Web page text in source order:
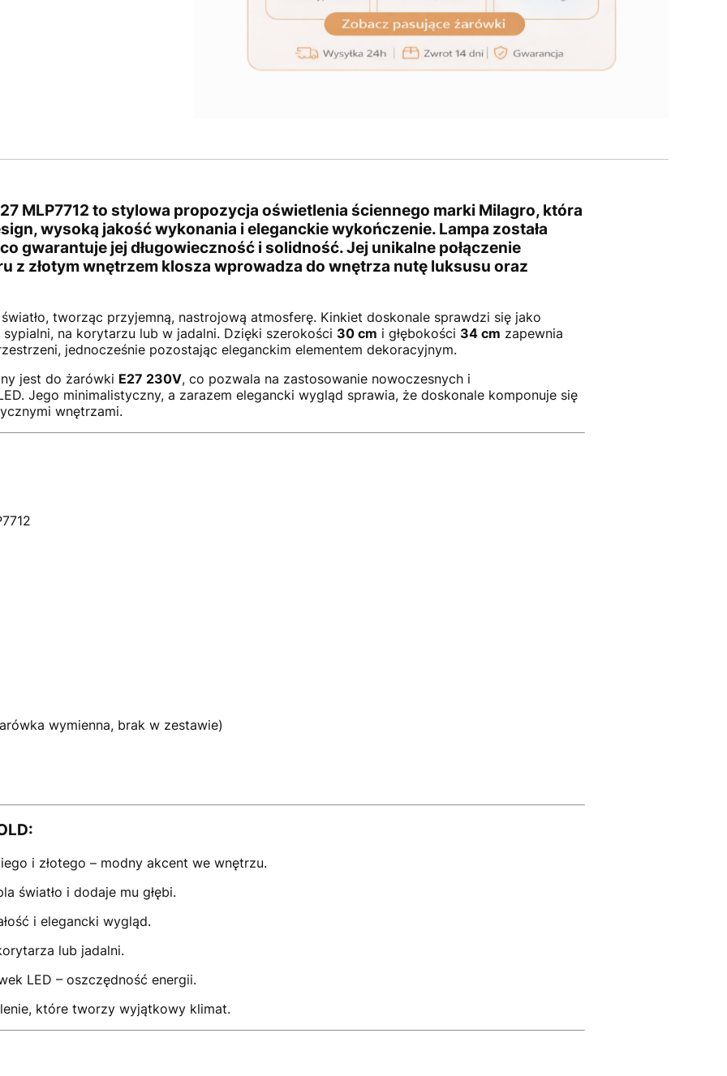
MLP7712 to stylowa propozycja oświetlenia ściennego marki Milagro, która
wysoką jakość wykonania i eleganckie wykończenie. Lampa została
gwarantuje jej długowieczność i solidność. Jej unikalne połączenie
z złotym wnętrzem klosza wprowadza do wnętrza nutę luksusu oraz
tworząc przyjemną, nastrojową atmosferę. Kinkiet doskonale sprawdzi się jako
sypialni, na korytarzu lub w jadalni. Dzięki szerokości 30 cm i głębokości 34 cm zapewnia
jednocześnie pozostając eleganckim elementem dekoracyjnym.
jest do żarówki E27 230V, co pozwala na zastosowanie nowoczesnych i
Jego minimalistyczny, a zarazem elegancki wygląd sprawia, że doskonale komponuje się
wnętrzami.
wymienna, brak w zestawie)
i złotego – modny akcent we wnętrzu.
światło i dodaje mu głębi.
i elegancki wygląd.
lub jadalni.
LED – oszczędność energii.
które tworzy wyjątkowy klimat.